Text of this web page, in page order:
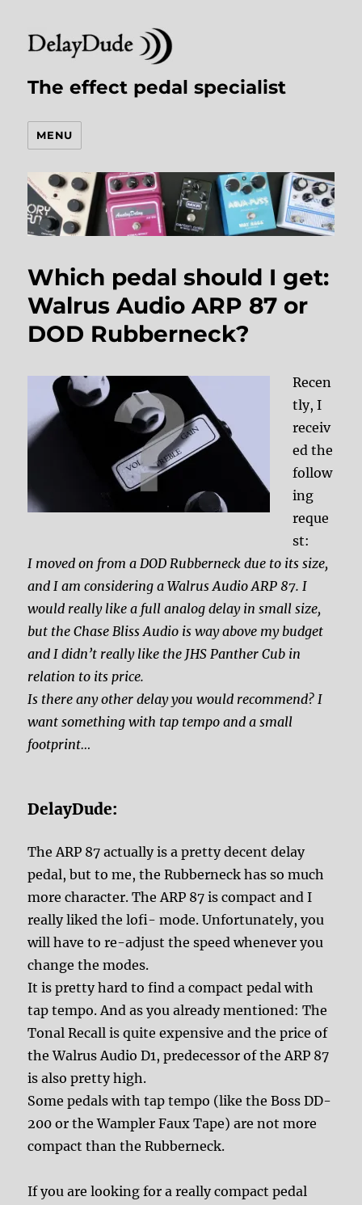
The effect pedal specialist
MENU
Which pedal should I get:
Walrus Audio ARP 87 or
DOD Rubberneck?
Recen
tly, I
receiv
ed the
follow
ing
reque
st:
I moved on from a DOD Rubberneck due to its size,
and I am considering a Walrus Audio ARP 87. I
would really like a full analog delay in small size,
but the Chase Bliss Audio is way above my budget
and I didn’t really like the JHS Panther Cub in
relation to its price.
Is there any other delay you would recommend? I
want something with tap tempo and a small
footprint…
DelayDude:
The ARP 87 actually is a pretty decent delay
pedal, but to me, the Rubberneck has so much
more character. The ARP 87 is compact and I
really liked the lofi- mode. Unfortunately, you
will have to re-adjust the speed whenever you
change the modes.
It is pretty hard to find a compact pedal with
tap tempo. And as you already mentioned: The
Tonal Recall is quite expensive and the price of
the Walrus Audio D1, predecessor of the ARP 87
is also pretty high.
Some pedals with tap tempo (like the Boss DD-
200 or the Wampler Faux Tape) are not more
compact than the Rubberneck.
If you are looking for a really compact pedal